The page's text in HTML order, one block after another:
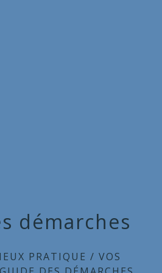
démarches
PRATIQUE / VOS